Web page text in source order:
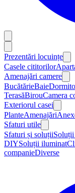
Prezentări locuințe
Casele cititorilor
Amenajări camere
BucătărieBaie
TerasăBirouCamera
Exteriorul casei
PlanteAmenajări
Sfaturi utile
Sfaturi și soluții
DIYSoluții iluminat
companieDiverse